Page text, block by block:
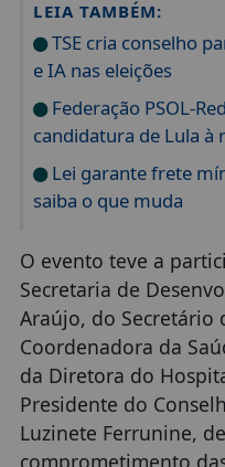
LEIA TAMBÉM:
TSE cria conselho
e IA nas eleições
Federação PSOL-
candidatura de Lula à
Lei garante frete
saiba o que muda
O evento teve a
Secretaria de
Araújo, do Secretário
Coordenadora da
da Diretora do
Presidente do
Luzinete Ferrunine,